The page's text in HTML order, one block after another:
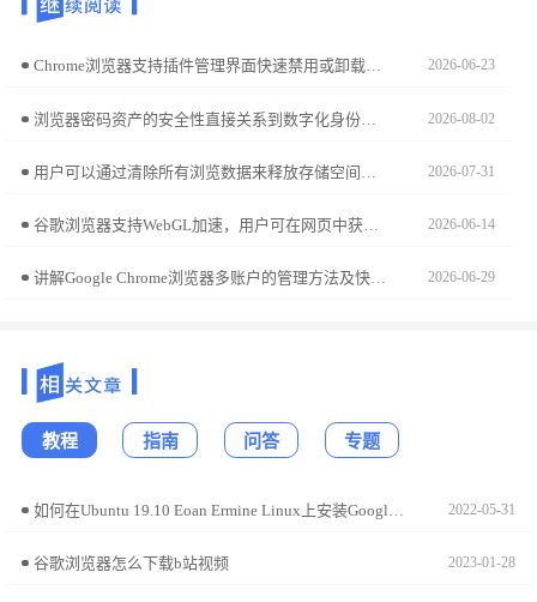
Chrome浏览器支持插件管理界面快速禁用或卸载无用插件，定期清理扩展有助于提升浏览速度和保障安全，避免插件堆积带来的问题。 2026-06-23
浏览器密码资产的安全性直接关系到数字化身份保护。本安全迁移教学演示如何将已存账号凭据全量导出至本地加密表格，助您实现资产的自主可控备份与安全平稳迁移。 2026-08-02
2026-07-31
谷歌浏览器支持WebGL加速，用户可在网页中获得更流畅的图形渲染。操作方法详解能帮助提升多媒体与三维效果性能。 2026-06-14
讲解Google Chrome浏览器多账户的管理方法及快速切换技巧，确保多用户环境下的安全与便利。 2026-06-29
教程 指南 问答 专题
如何在Ubuntu 19.10 Eoan Ermine Linux上安装Google Chrome? 2022-05-31
谷歌浏览器怎么下载b站视频 2023-01-28